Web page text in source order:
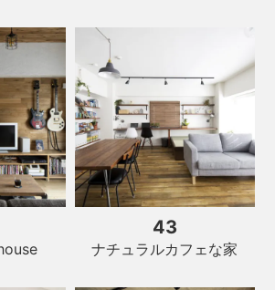
43
ナチュラルカフェな家